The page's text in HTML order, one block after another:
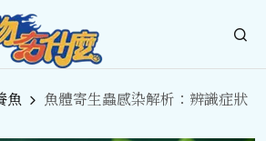
魚
魚體寄生蟲感染解析：辨識症狀